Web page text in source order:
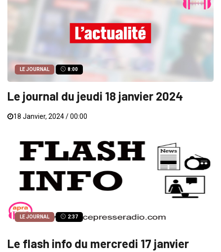
LE JOURNAL 8:00
Le journal du jeudi 18 janvier 2024
18 Janvier, 2024 / 00:00
LE JOURNAL 2:37
Le flash info du mercredi 17 janvier